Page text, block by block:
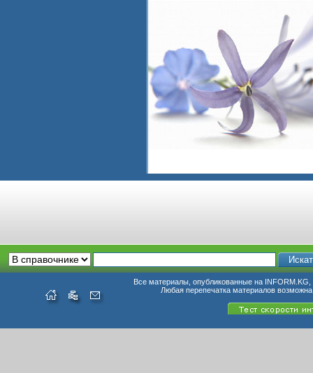
Все материалы, опубликованные на INFORM.KG,
Любая перепечатка материалов